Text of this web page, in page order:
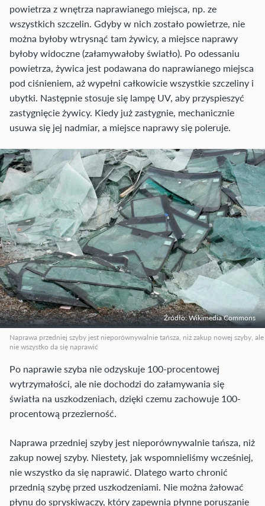
powietrza z wnętrza naprawianego miejsca, np. ze
wszystkich szczelin. Gdyby w nich zostało powietrze, nie
można byłoby wtrysnąć tam żywicy, a miejsce naprawy
byłoby widoczne (załamywałoby światło). Po odessaniu
powietrza, żywica jest podawana do naprawianego miejsca
pod ciśnieniem, aż wypełni całkowicie wszystkie szczeliny i
ubytki. Następnie stosuje się lampę UV, aby przyspieszyć
zastygnięcie żywicy. Kiedy już zastygnie, mechanicznie
usuwa się jej nadmiar, a miejsce naprawy się poleruje.
Źródło: Wikimedia Commons
Naprawa przedniej szyby jest nieporównywalnie tańsza, niż zakup nowej szyby, ale
nie wszystko da się naprawić
Po naprawie szyba nie odzyskuje 100-procentowej
wytrzymałości, ale nie dochodzi do załamywania się
światła na uszkodzeniach, dzięki czemu zachowuje 100-
procentową przezierność.
Naprawa przedniej szyby jest nieporównywalnie tańsza, niż
zakup nowej szyby. Niestety, jak wspomnieliśmy wcześniej,
nie wszystko da się naprawić. Dlatego warto chronić
przednią szybę przed uszkodzeniami. Nie można żałować
płynu do spryskiwaczy, który zapewnia płynne poruszanie